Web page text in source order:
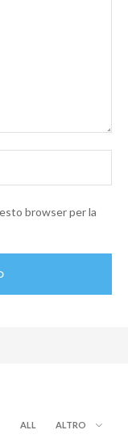
browser per la
ALL ALTRO